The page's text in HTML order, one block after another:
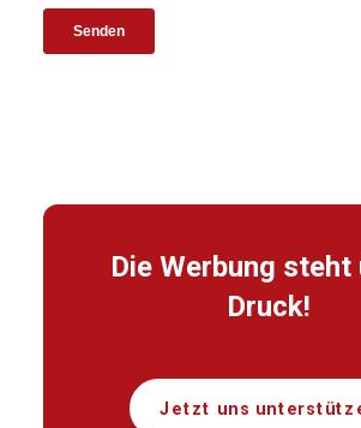
Die Werbung steht
Druck!
Jetzt uns